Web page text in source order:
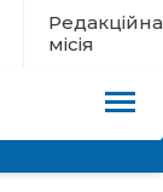
Редакційна
місія